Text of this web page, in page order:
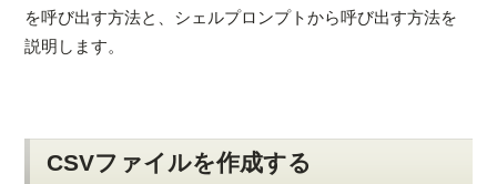
を呼び出す方法と、シェルプロンプトから呼び出す方法を
説明します。
CSVファイルを作成する